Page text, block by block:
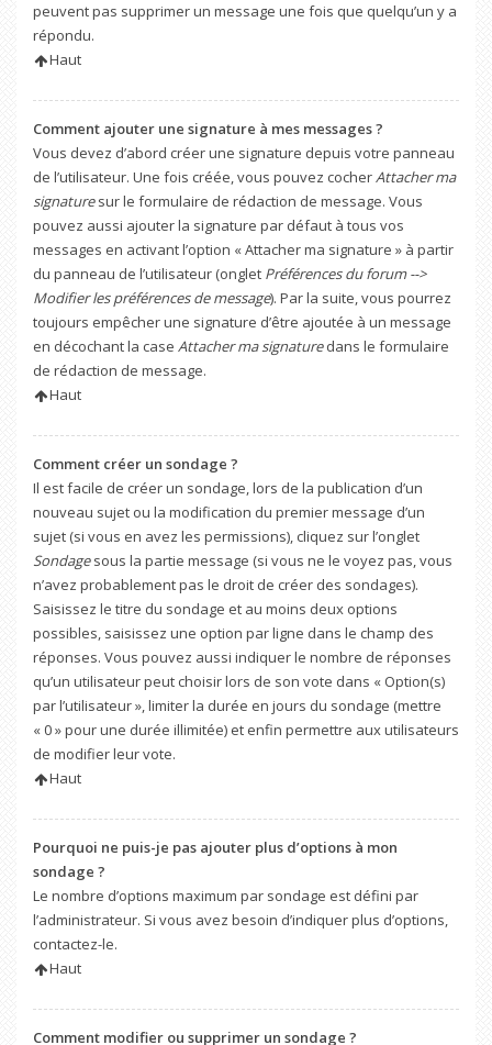
peuvent pas supprimer un message une fois que quelqu’un y a
répondu.
Haut
Comment ajouter une signature à mes messages ?
Vous devez d’abord créer une signature depuis votre panneau
de l’utilisateur. Une fois créée, vous pouvez cocherAttacher ma
signaturesur le formulaire de rédaction de message. Vous
pouvez aussi ajouter la signature par défaut à tous vos
messages en activant l’option « Attacher ma signature » à partir
du panneau de l’utilisateur (onglet Préférences du forum -->
Modifier les préférences de message). Par la suite, vous pourrez
toujours empêcher une signature d’être ajoutée à un message
en décochant la case Attacher ma signaturedans le formulaire
de rédaction de message.
Haut
Comment créer un sondage ?
Il est facile de créer un sondage, lors de la publication d’un
nouveau sujet ou la modification du premier message d’un
sujet (si vous en avez les permissions), cliquez sur l’onglet
Sondagesous la partie message (si vous ne le voyez pas, vous
n’avez probablement pas le droit de créer des sondages).
Saisissez le titre du sondage et au moins deux options
possibles, saisissez une option par ligne dans le champ des
réponses. Vous pouvez aussi indiquer le nombre de réponses
qu’un utilisateur peut choisir lors de son vote dans « Option(s)
par l’utilisateur », limiter la durée en jours du sondage (mettre
« 0 » pour une durée illimitée) et enfin permettre aux utilisateurs
de modifier leur vote.
Haut
Pourquoi ne puis-je pas ajouter plus d’options à mon
sondage ?
Le nombre d’options maximum par sondage est défini par
l’administrateur. Si vous avez besoin d’indiquer plus d’options,
contactez-le.
Haut
Comment modifier ou supprimer un sondage ?